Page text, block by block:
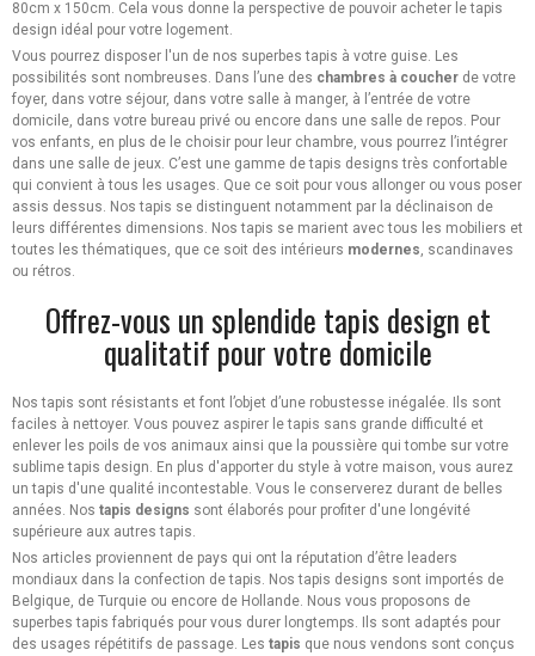
80cm x 150cm. Cela vous donne la perspective de pouvoir acheter le tapis
design idéal pour votre logement.
Vous pourrez disposer l'un de nos superbes tapis à votre guise. Les
possibilités sont nombreuses. Dans l’une des chambres à coucher de votre
foyer, dans votre séjour, dans votre salle à manger, à l’entrée de votre
domicile, dans votre bureau privé ou encore dans une salle de repos. Pour
vos enfants, en plus de le choisir pour leur chambre, vous pourrez l’intégrer
dans une salle de jeux. C’est une gamme de tapis designs très confortable
qui convient à tous les usages. Que ce soit pour vous allonger ou vous poser
assis dessus. Nos tapis se distinguent notamment par la déclinaison de
leurs différentes dimensions. Nos tapis se marient avec tous les mobiliers et
toutes les thématiques, que ce soit des intérieurs modernes, scandinaves
ou rétros.
Offrez-vous un splendide tapis design et
qualitatif pour votre domicile
Nos tapis sont résistants et font l’objet d’une robustesse inégalée. Ils sont
faciles à nettoyer. Vous pouvez aspirer le tapis sans grande difficulté et
enlever les poils de vos animaux ainsi que la poussière qui tombe sur votre
sublime tapis design. En plus d'apporter du style à votre maison, vous aurez
un tapis d'une qualité incontestable. Vous le conserverez durant de belles
années. Nos tapis designs sont élaborés pour profiter d'une longévité
supérieure aux autres tapis.
Nos articles proviennent de pays qui ont la réputation d’être leaders
mondiaux dans la confection de tapis. Nos tapis designs sont importés de
Belgique, de Turquie ou encore de Hollande. Nous vous proposons de
superbes tapis fabriqués pour vous durer longtemps. Ils sont adaptés pour
des usages répétitifs de passage. Les tapis que nous vendons sont conçus